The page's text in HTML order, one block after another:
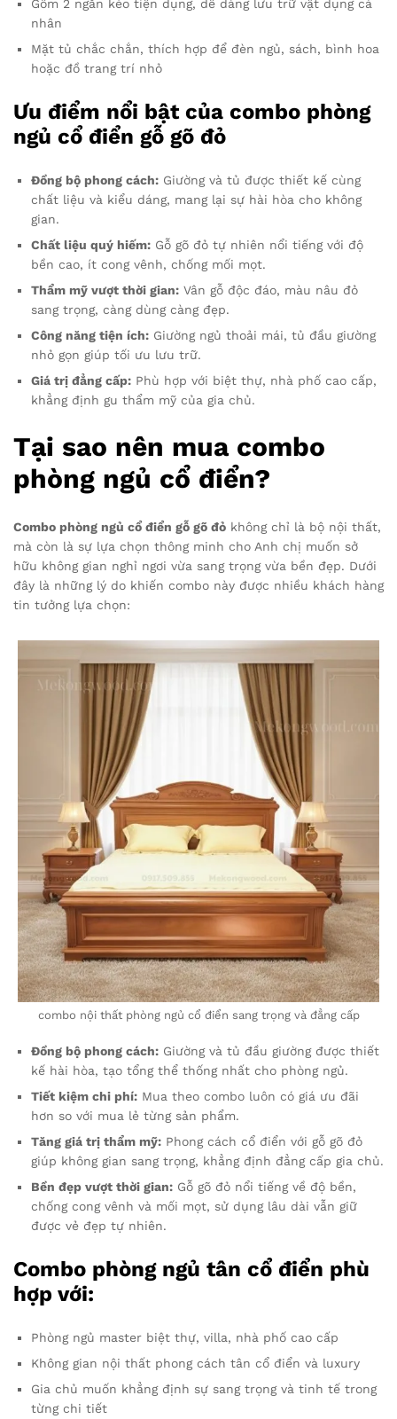
Gồm 2 ngăn kéo tiện dụng, dễ dàng lưu trữ vật dụng cá
nhân
Mặt tủ chắc chắn, thích hợp để đèn ngủ, sách, bình hoa
hoặc đồ trang trí nhỏ
Ưu điểm nổi bật của combo phòng
ngủ cổ điển gỗ gõ đỏ
Đồng bộ phong cách: Giường và tủ được thiết kế cùng
chất liệu và kiểu dáng, mang lại sự hài hòa cho không
gian.
Chất liệu quý hiếm: Gỗ gõ đỏ tự nhiên nổi tiếng với độ
bền cao, ít cong vênh, chống mối mọt.
Thẩm mỹ vượt thời gian: Vân gỗ độc đáo, màu nâu đỏ
sang trọng, càng dùng càng đẹp.
Công năng tiện ích: Giường ngủ thoải mái, tủ đầu giường
nhỏ gọn giúp tối ưu lưu trữ.
Giá trị đẳng cấp: Phù hợp với biệt thự, nhà phố cao cấp,
khẳng định gu thẩm mỹ của gia chủ.
Tại sao nên mua combo
phòng ngủ cổ điển?
Combo phòng ngủ cổ điển gỗ gõ đỏ không chỉ là bộ nội thất,
mà còn là sự lựa chọn thông minh cho Anh chị muốn sở
hữu không gian nghỉ ngơi vừa sang trọng vừa bền đẹp. Dưới
đây là những lý do khiến combo này được nhiều khách hàng
tin tưởng lựa chọn:
combo nội thất phòng ngủ cổ điển sang trọng và đẳng cấp
Đồng bộ phong cách: Giường và tủ đầu giường được thiết
kế hài hòa, tạo tổng thể thống nhất cho phòng ngủ.
Tiết kiệm chi phí: Mua theo combo luôn có giá ưu đãi
hơn so với mua lẻ từng sản phẩm.
Tăng giá trị thẩm mỹ: Phong cách cổ điển với gỗ gõ đỏ
giúp không gian sang trọng, khẳng định đẳng cấp gia chủ.
Bền đẹp vượt thời gian: Gỗ gõ đỏ nổi tiếng về độ bền,
chống cong vênh và mối mọt, sử dụng lâu dài vẫn giữ
được vẻ đẹp tự nhiên.
Combo phòng ngủ tân cổ điển phù
hợp với:
Phòng ngủ master biệt thự, villa, nhà phố cao cấp
Không gian nội thất phong cách tân cổ điển và luxury
Gia chủ muốn khẳng định sự sang trọng và tinh tế trong
từng chi tiết